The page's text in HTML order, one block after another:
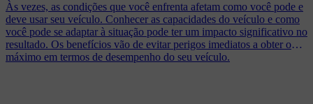
Às vezes, as condições que você enfrenta afetam como você pode e
deve usar seu veículo. Conhecer as capacidades do veículo e como
você pode se adaptar à situação pode ter um impacto significativo no
resultado. Os benefícios vão de evitar perigos imediatos a obter o
máximo em termos de desempenho do seu veículo.